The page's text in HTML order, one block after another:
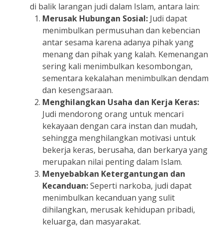
di balik larangan judi dalam Islam, antara lain:
Merusak Hubungan Sosial: Judi dapat
menimbulkan permusuhan dan kebencian
antar sesama karena adanya pihak yang
menang dan pihak yang kalah. Kemenangan
sering kali menimbulkan kesombongan,
sementara kekalahan menimbulkan dendam
dan kesengsaraan.
Menghilangkan Usaha dan Kerja Keras:
Judi mendorong orang untuk mencari
kekayaan dengan cara instan dan mudah,
sehingga menghilangkan motivasi untuk
bekerja keras, berusaha, dan berkarya yang
merupakan nilai penting dalam Islam.
Menyebabkan Ketergantungan dan
Kecanduan:Seperti narkoba, judi dapat
menimbulkan kecanduan yang sulit
dihilangkan, merusak kehidupan pribadi,
keluarga, dan masyarakat.